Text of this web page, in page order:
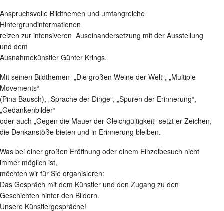
Anspruchsvolle Bildthemen und umfangreiche
Hintergrundinformationen
reizen zur intensiveren Auseinandersetzung mit der Ausstellung
und dem
Ausnahmekünstler Günter Krings.
Mit seinen Bildthemen „Die großen Weine der Welt“, „Multiple
Movements“
(Pina Bausch), „Sprache der Dinge“, „Spuren der Erinnerung“,
„Gedankenbilder“
oder auch „Gegen die Mauer der Gleichgültigkeit“ setzt er Zeichen,
die Denkanstöße bieten und in Erinnerung bleiben.
Was bei einer großen Eröffnung oder einem Einzelbesuch nicht
immer möglich ist,
möchten wir für Sie organisieren:
Das Gespräch mit dem Künstler und den Zugang zu den
Geschichten hinter den Bildern.
Unsere Künstlergespräche!